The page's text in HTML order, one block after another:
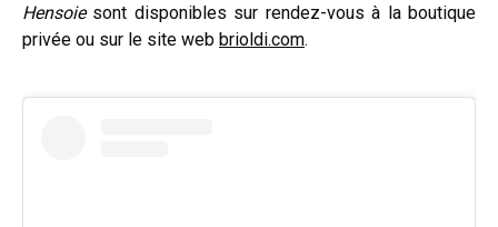
Hensoiesont disponibles sur rendez-vous à la boutique
privée ou sur le site web brioldi.com.